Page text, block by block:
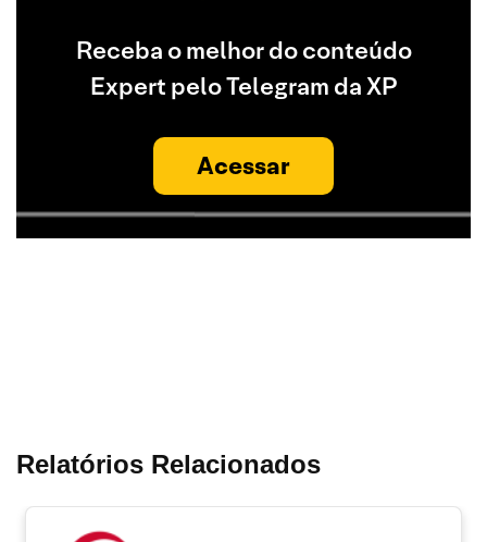
Receba o melhor do conteúdo
Expert pelo Telegram da XP
Acessar
Relatórios Relacionados